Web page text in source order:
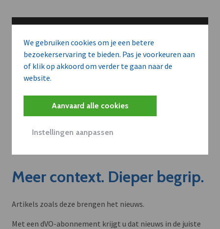
We gebruiken cookies om je een betere
bezoekerservaring te bieden. Pas je voorkeuren aan
of klik op akkoord om verder te gaan naar de
website.
Aanvaard alle cookies
Instellingen aanpassen
Meer context. Dieper begrip.
Artikels zoals deze brengen het nieuws.
Met een dVO-abonnement krijgt u dat nieuws in de juiste